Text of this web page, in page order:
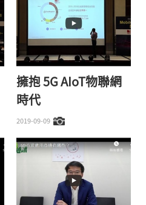
擁抱 5G AIoT物聯網
時代
2019-09-09